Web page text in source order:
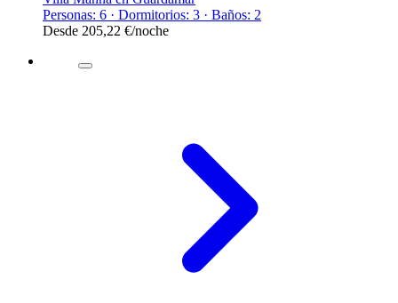
Personas: 6 · Dormitorios: 3 · Baños: 2
Desde 205,22 €/noche